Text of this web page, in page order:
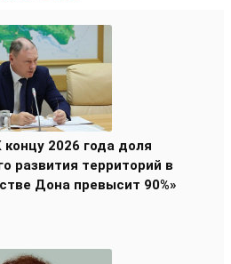
2026 года доля
развития территорий в
Дона превысит 90%»